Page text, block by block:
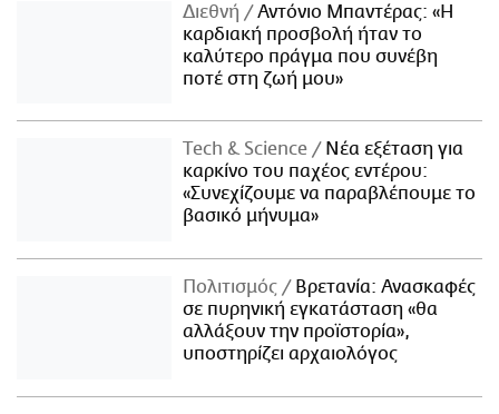
Διεθνή
Αντόνιο Μπαντέρας: «Η
καρδιακή προσβολή ήταν το
καλύτερο πράγμα που συνέβη
ποτέ στη ζωή μου»
Τech & Science
Νέα εξέταση για
καρκίνο του παχέος εντέρου:
«Συνεχίζουμε να παραβλέπουμε το
βασικό μήνυμα»
Πολιτισμός
Βρετανία: Ανασκαφές
σε πυρηνική εγκατάσταση «θα
αλλάξουν την προϊστορία»,
υποστηρίζει αρχαιολόγος